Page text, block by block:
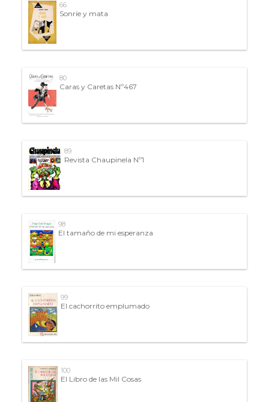
66
Sonríe y mata
80
Caras y Caretas Nº467
89
Revista Chaupinela Nº1
98
El tamaño de mi esperanza
99
El cachorrito emplumado
100
El Libro de las Mil Cosas